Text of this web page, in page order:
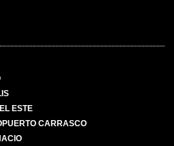
ESTE
CARRASCO